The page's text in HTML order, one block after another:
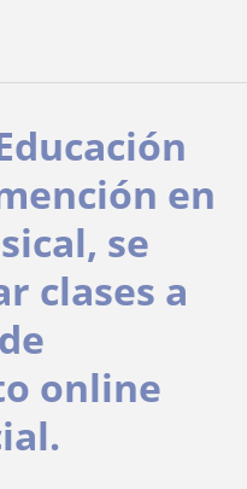
en
se
clases a
online